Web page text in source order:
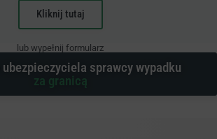
Kliknij tutaj
lub wypełnij formularz
sprawcy wypadku
za granicą